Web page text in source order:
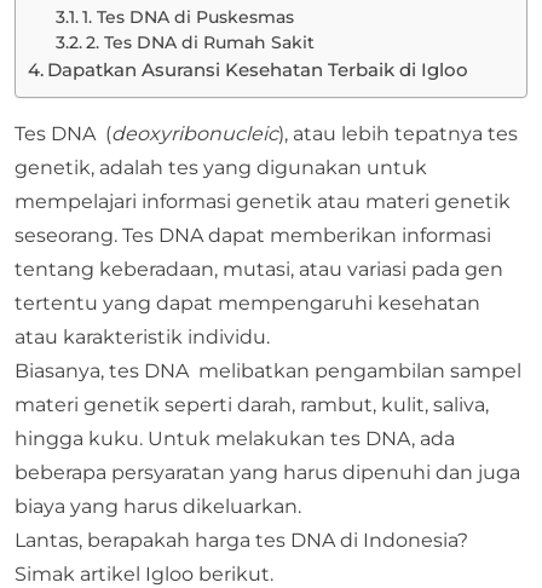
1. Tes DNA di Puskesmas
2. Tes DNA di Rumah Sakit
Dapatkan Asuransi Kesehatan Terbaik di Igloo
Tes DNA (deoxyribonucleic), atau lebih tepatnya tes
genetik, adalah tes yang digunakan untuk
mempelajari informasi genetik atau materi genetik
seseorang. Tes DNA dapat memberikan informasi
tentang keberadaan, mutasi, atau variasi pada gen
tertentu yang dapat mempengaruhi kesehatan
atau karakteristik individu.
Biasanya, tes DNA melibatkan pengambilan sampel
materi genetik seperti darah, rambut, kulit, saliva,
hingga kuku. Untuk melakukan tes DNA, ada
beberapa persyaratan yang harus dipenuhi dan juga
biaya yang harus dikeluarkan.
Lantas, berapakah harga tes DNA di Indonesia?
Simak artikel Igloo berikut.